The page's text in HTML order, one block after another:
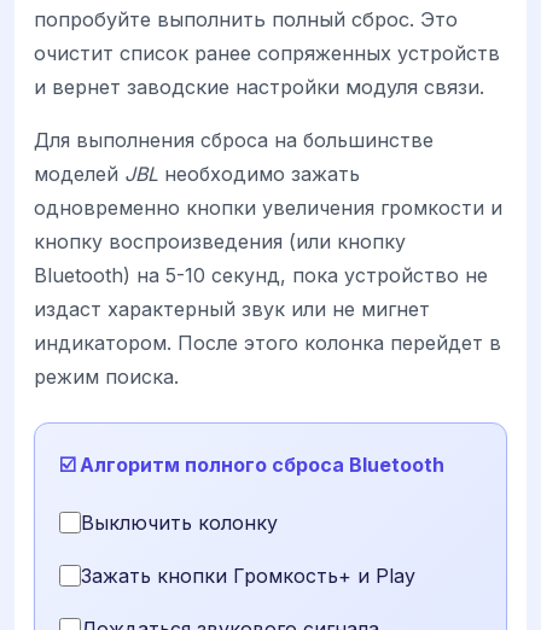
попробуйте выполнить полный сброс. Это
очистит список ранее сопряженных устройств
и вернет заводские настройки модуля связи.
Для выполнения сброса на большинстве
моделей JBL необходимо зажать
одновременно кнопки увеличения громкости и
кнопку воспроизведения (или кнопку
Bluetooth) на 5-10 секунд, пока устройство не
издаст характерный звук или не мигнет
индикатором. После этого колонка перейдет в
режим поиска.
☑️ Алгоритм полного сброса Bluetooth
Выключить колонку
Зажать кнопки Громкость+ и Play